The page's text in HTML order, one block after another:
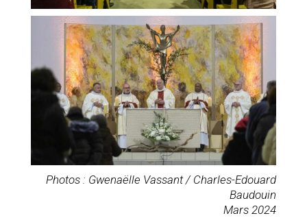
Photos : Gwenaëlle Vassant / Charles-Edouard
Baudouin
Mars 2024